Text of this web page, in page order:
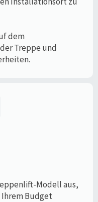
dem
Treppe und
Modell aus,
Ihrem Budget